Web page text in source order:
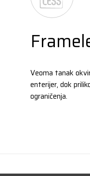
Veoma tanak
enterijer, dok
ograničenja.